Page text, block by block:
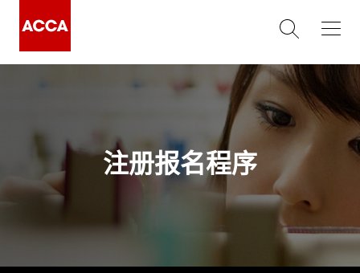
注册报名程序